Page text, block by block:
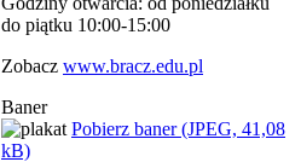
do piątku 10:00-15:00
Zobacz www.bracz.edu.pl
Baner
Pobierz baner (JPEG, 41,08
kB)